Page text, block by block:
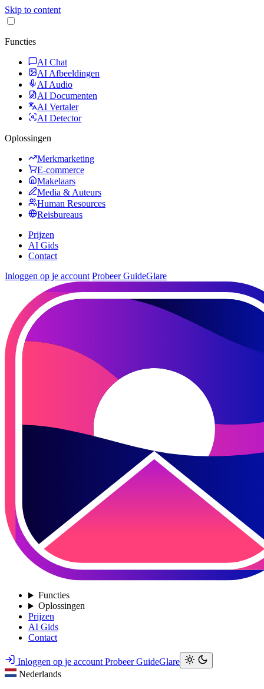
Skip to content
Functies
AI Chat
AI Afbeeldingen
AI Audio
AI Documenten
AI Vertaler
AI Detector
Oplossingen
Merkmarketing
E-commerce
Makelaars
Media & Auteurs
Human Resources
Reisbureaus
Prijzen
AI Gids
Contact
Inloggen op je account Probeer GuideGlare
Functies
Oplossingen
Prijzen
AI Gids
Contact
Inloggen op je account Probeer GuideGlare
Nederlands